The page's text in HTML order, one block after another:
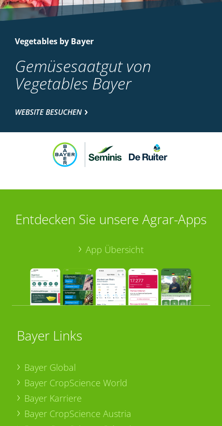
Vegetables by Bayer
Gemüsesaatgut von
Vegetables Bayer
WEBSITE BESUCHEN
Entdecken Sie unsere Agrar-Apps
App Übersicht
Bayer Links
Bayer Global
Bayer CropScience World
Bayer Karriere
Bayer CropScience Austria